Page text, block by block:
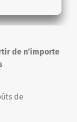
de n’importe
de